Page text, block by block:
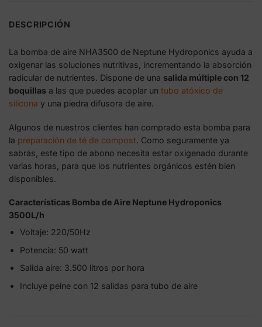
DESCRIPCIÓN
La bomba de aire NHA3500 de Neptune Hydroponics ayuda a
oxigenar las soluciones nutritivas, incrementando la absorción
radicular de nutrientes. Dispone de una salida múltiple con 12
boquillas a las que puedes acoplar un tubo atóxico de
silicona y una piedra difusora de aire.
Algunos de nuestros clientes han comprado esta bomba para
la preparación de té de compost. Como seguramente ya
sabrás, este tipo de abono necesita estar oxigenado durante
varias horas, para que los nutrientes orgánicos estén bien
disponibles.
Características Bomba de Aire Neptune Hydroponics
3500L/h
Voltaje: 220/50Hz
Potencia: 50 watt
Salida aire: 3.500 litros por hora
Incluye peine con 12 salidas para tubo de aire